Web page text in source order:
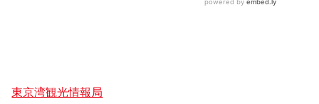
東京湾観光情報局